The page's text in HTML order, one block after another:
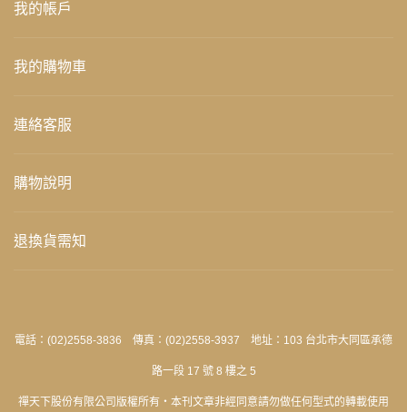
我的帳戶
我的購物車
連絡客服
購物說明
退換貨需知
電話：(02)2558-3836 傳真：(02)2558-3937 地址：103 台北市大同區承德
路一段 17 號 8 樓之 5
禪天下股份有限公司版權所有‧本刊文章非經同意請勿做任何型式的轉載使用